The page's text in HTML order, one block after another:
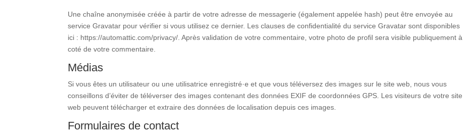
Une chaîne anonymisée créée à partir de votre adresse de messagerie (également appelée hash) peut être envoyée au
service Gravatar pour vérifier si vous utilisez ce dernier. Les clauses de confidentialité du service Gravatar sont disponibles
ici : https://automattic.com/privacy/. Après validation de votre commentaire, votre photo de profil sera visible publiquement à
coté de votre commentaire.
Médias
Si vous êtes un utilisateur ou une utilisatrice enregistré·e et que vous téléversez des images sur le site web, nous vous
conseillons d’éviter de téléverser des images contenant des données EXIF de coordonnées GPS. Les visiteurs de votre site
web peuvent télécharger et extraire des données de localisation depuis ces images.
Formulaires de contact